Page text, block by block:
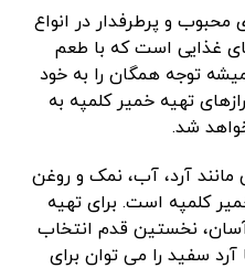
محبوب و پرطرفدار در انواع
غذایی است که با طعم
توجه همگان را به خود
تهیه خمیر کلمپه به
شد.
مانند آرد، آب، نمک و روغن
کلمپه است. برای تهیه
نخستین قدم انتخاب
سفید را می توان برای